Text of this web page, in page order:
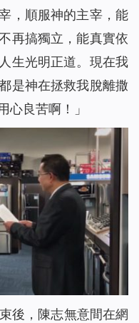
，順服神的主宰，能
再搞獨立，能真實依
生光明正道。現在我
是神在拯救我脫離撒
心良苦啊！」
後，陳志無意間在網